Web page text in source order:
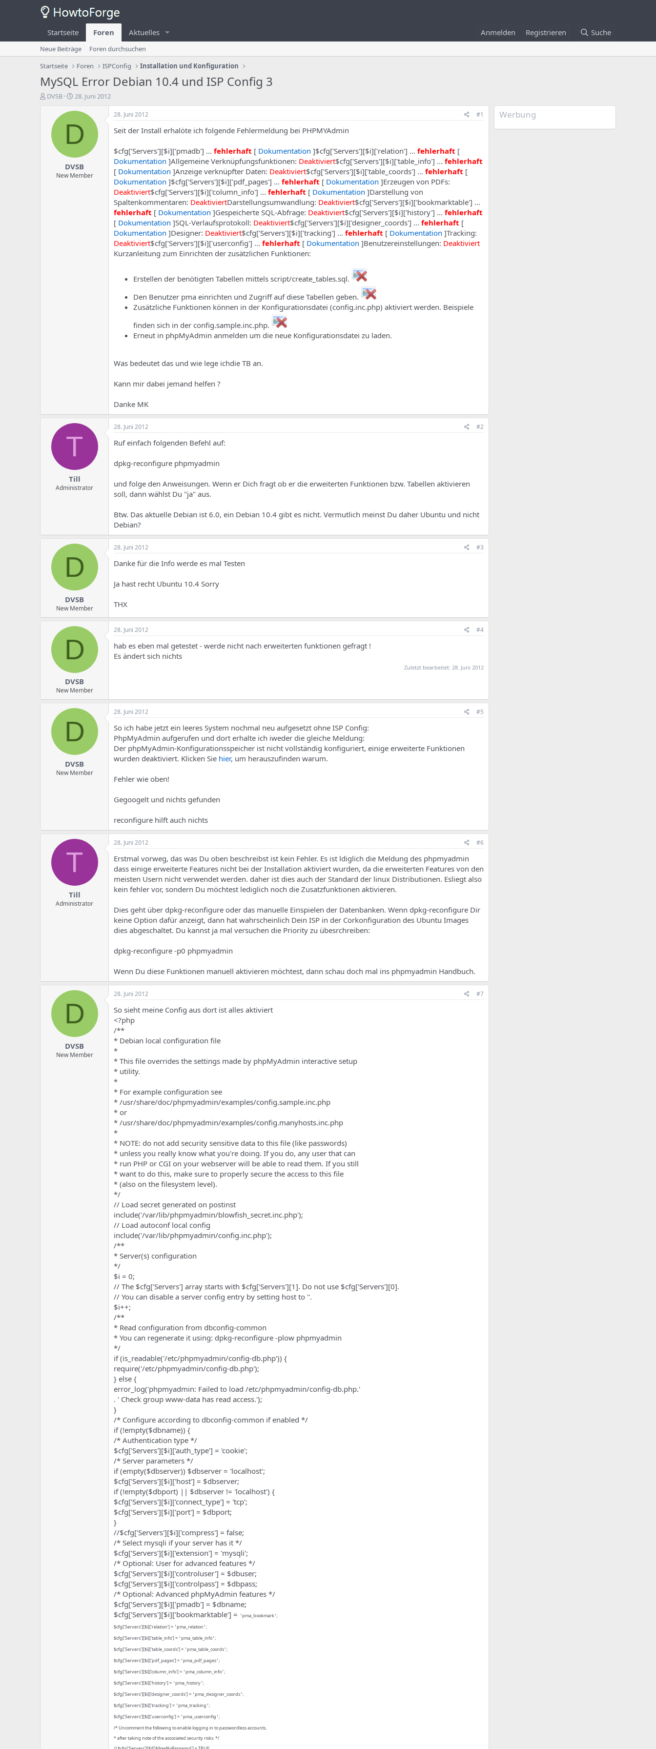
Startseite Foren Aktuelles Anmelden Registrieren Suche
Neue Beiträge
Foren durchsuchen
Startseite
Foren ISPConfig Installation und Konfiguration
MySQL Error Debian 10.4 und ISP Config 3
E
DVSB
E
s
l
u
n
g
28. Juni 2012
D
DVSB
New Member
28. Juni 2012 #1
Seit der Install erhalöte ich folgende Fehlermeldung bei PHPMYAdmin
$cfg['Servers'][$i]['pmadb'] ... fehlerhaft [ Dokumentation ]$cfg['Servers'][$i]['relation'] ... fehlerhaft [
Dokumentation ]Allgemeine Verknüpfungsfunktionen: Deaktiviert$cfg['Servers'][$i]['table_info'] ... fehlerhaft
[ Dokumentation ]Anzeige verknüpfter Daten: Deaktiviert$cfg['Servers'][$i]['table_coords'] ... fehlerhaft [
Dokumentation ]$cfg['Servers'][$i]['pdf_pages'] ... fehlerhaft [ Dokumentation ]Erzeugen von PDFs:
Deaktiviert$cfg['Servers'][$i]['column_info'] ... fehlerhaft [ Dokumentation ]Darstellung von
Spaltenkommentaren: DeaktiviertDarstellungsumwandlung: Deaktiviert$cfg['Servers'][$i]['bookmarktable'] ...
fehlerhaft [ Dokumentation ]Gespeicherte SQL-Abfrage: Deaktiviert$cfg['Servers'][$i]['history'] ... fehlerhaft
[ Dokumentation ]SQL-Verlaufsprotokoll: Deaktiviert$cfg['Servers'][$i]['designer_coords'] ... fehlerhaft [
Dokumentation ]Designer: Deaktiviert$cfg['Servers'][$i]['tracking'] ... fehlerhaft [ Dokumentation ]Tracking:
Deaktiviert$cfg['Servers'][$i]['userconfig'] ... fehlerhaft [ Dokumentation ]Benutzereinstellungen: Deaktiviert
Kurzanleitung zum Einrichten der zusätzlichen Funktionen:
Erstellen der benötigten Tabellen mittels script/create_tables.sql.
Den Benutzer pma einrichten und Zugriff auf diese Tabellen geben.
Zusätzliche Funktionen können in der Konfigurationsdatei (config.inc.php) aktiviert werden. Beispiele
finden sich in der config.sample.inc.php.
Erneut in phpMyAdmin anmelden um die neue Konfigurationsdatei zu laden.
Was bedeutet das und wie lege ichdie TB an.
Kann mir dabei jemand helfen ?
Danke MK
T
Till
Administrator
28. Juni 2012 #2
Ruf einfach folgenden Befehl auf:
dpkg-reconfigure phpmyadmin
und folge den Anweisungen. Wenn er Dich fragt ob er die erweiterten Funktionen bzw. Tabellen aktivieren
soll, dann wählst Du "ja" aus.
Btw. Das aktuelle Debian ist 6.0, ein Debian 10.4 gibt es nicht. Vermutlich meinst Du daher Ubuntu und nicht
Debian?
D
DVSB
New Member
28. Juni 2012 #3
Danke für die Info werde es mal Testen
Ja hast recht Ubuntu 10.4 Sorry
THX
D
DVSB
New Member
28. Juni 2012 #4
hab es eben mal getestet - werde nicht nach erweiterten funktionen gefragt !
Es ändert sich nichts
Zuletzt bearbeitet: 28. Juni 2012
D
DVSB
New Member
28. Juni 2012 #5
So ich habe jetzt ein leeres System nochmal neu aufgesetzt ohne ISP Config:
PhpMyAdmin aufgerufen und dort erhalte ich iweder die gleiche Meldung:
Der phpMyAdmin-Konfigurationsspeicher ist nicht vollständig konfiguriert, einige erweiterte Funktionen
wurden deaktiviert. Klicken Sie hier, um herauszufinden warum.
Fehler wie oben!
Gegoogelt und nichts gefunden
reconfigure hilft auch nichts
T
Till
Administrator
28. Juni 2012 #6
Erstmal vorweg, das was Du oben beschreibst ist kein Fehler. Es ist ldiglich die Meldung des phpmyadmin
dass einige erweiterte Features nicht bei der Installation aktiviert wurden, da die erweiterten Features von den
meisten Usern nicht verwendet werden. daher ist dies auch der Standard der linux Distributionen. Esliegt also
kein fehler vor, sondern Du möchtest lediglich noch die Zusatzfunktionen aktivieren.
Dies geht über dpkg-reconfigure oder das manuelle Einspielen der Datenbanken. Wenn dpkg-reconfigure Dir
keine Option dafür anzeigt, dann hat wahrscheinlich Dein ISP in der Corkonfiguration des Ubuntu Images
dies abgeschaltet. Du kannst ja mal versuchen die Priority zu übesrchreiben:
dpkg-reconfigure -p0 phpmyadmin
Wenn Du diese Funktionen manuell aktivieren möchtest, dann schau doch mal ins phpmyadmin Handbuch.
D
DVSB
New Member
28. Juni 2012 #7
So sieht meine Config aus dort ist alles aktiviert
<?php
/**
* Debian local configuration file
*
* This file overrides the settings made by phpMyAdmin interactive setup
* utility.
*
* For example configuration see
* /usr/share/doc/phpmyadmin/examples/config.sample.inc.php
* or
* /usr/share/doc/phpmyadmin/examples/config.manyhosts.inc.php
*
* NOTE: do not add security sensitive data to this file (like passwords)
* unless you really know what you're doing. If you do, any user that can
* run PHP or CGI on your webserver will be able to read them. If you still
* want to do this, make sure to properly secure the access to this file
* (also on the filesystem level).
*/
// Load secret generated on postinst
include('/var/lib/phpmyadmin/blowfish_secret.inc.php');
// Load autoconf local config
include('/var/lib/phpmyadmin/config.inc.php');
/**
* Server(s) configuration
*/
$i = 0;
// The $cfg['Servers'] array starts with $cfg['Servers'][1]. Do not use $cfg['Servers'][0].
// You can disable a server config entry by setting host to ''.
$i++;
/**
* Read configuration from dbconfig-common
* You can regenerate it using: dpkg-reconfigure -plow phpmyadmin
*/
if (is_readable('/etc/phpmyadmin/config-db.php')) {
require('/etc/phpmyadmin/config-db.php');
} else {
error_log('phpmyadmin: Failed to load /etc/phpmyadmin/config-db.php.'
. ' Check group www-data has read access.');
}
/* Configure according to dbconfig-common if enabled */
if (!empty($dbname)) {
/* Authentication type */
$cfg['Servers'][$i]['auth_type'] = 'cookie';
/* Server parameters */
if (empty($dbserver)) $dbserver = 'localhost';
$cfg['Servers'][$i]['host'] = $dbserver;
if (!empty($dbport) || $dbserver != 'localhost') {
$cfg['Servers'][$i]['connect_type'] = 'tcp';
$cfg['Servers'][$i]['port'] = $dbport;
}
//$cfg['Servers'][$i]['compress'] = false;
/* Select mysqli if your server has it */
$cfg['Servers'][$i]['extension'] = 'mysqli';
/* Optional: User for advanced features */
$cfg['Servers'][$i]['controluser'] = $dbuser;
$cfg['Servers'][$i]['controlpass'] = $dbpass;
/* Optional: Advanced phpMyAdmin features */
$cfg['Servers'][$i]['pmadb'] = $dbname;
$cfg['Servers'][$i]['bookmarktable'] =
' pma_bookmark ' ;
$cfg['Servers'][$i]['relation'] = ' pma_relation ' ;
$cfg['Servers'][$i]['table_info'] = ' pma_table_info ' ;
$cfg['Servers'][$i]['table_coords'] = ' pma_table_coords ' ;
$cfg['Servers'][$i]['pdf_pages'] = ' pma_pdf_pages ' ;
$cfg['Servers'][$i]['column_info'] = ' pma_column_info ' ;
$cfg['Servers'][$i]['history'] = ' pma_history ' ;
$cfg['Servers'][$i]['designer_coords'] = ' pma_designer_coords ' ;
$cfg['Servers'][$i]['tracking'] = ' pma_tracking ' ;
$cfg['Servers'][$i]['userconfig'] = ' pma_userconfig ' ;
/* Uncomment the following to enable logging in to passwordless accounts,
* after taking note of the associated security risks. */
Werbung